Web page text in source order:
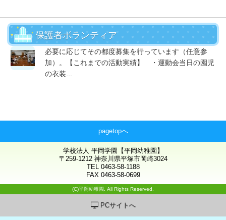
保護者ボランティア
必要に応じてその都度募集を行っています（任意参
加）。【これまでの活動実績】 ・運動会当日の園児
の衣装...
pagetopへ
学校法人 平岡学園【平岡幼稚園】
〒259-1212 神奈川県平塚市岡崎3024
TEL 0463-58-1188
FAX 0463-58-0699
(C)平岡幼稚園. All Rights Reserved.
PCサイトへ